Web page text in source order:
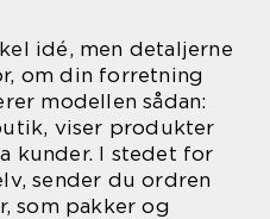
idé, men detaljerne
om din forretning
modellen sådan:
viser produkter
kunder. I stedet for
sender du ordren
som pakker og